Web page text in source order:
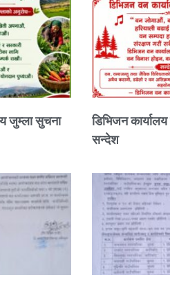
जुम्ला सुचना
डिभिजन
सन्देश